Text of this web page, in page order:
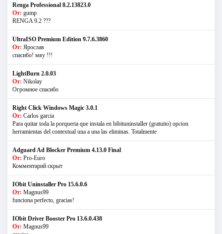
Renga Professional 8.2.13823.0
От: gump
RENGA 9.2 ???
UltraISO Premium Edition 9.7.6.3860
От: Ярослав
спасибо! мяу !!!
LightBurn 2.0.03
От: Nikolay
Огромное спасибо
Right Click Windows Magic 3.0.1
От: Carlos garcia
Para quitar toda la porqueria que instala en hibituninstaller (gratuito) opcion
herramientas del contextual una a una las eliminas. Totalmente
Adguard Ad Blocker Premium 4.13.0 Final
От: Pro-Euro
Комментарий скрыт
IObit Uninstaller Pro 15.6.0.6
От: Magnus99
funciona perfecto, gracias!
IObit Driver Booster Pro 13.6.0.438
От: Magnus99